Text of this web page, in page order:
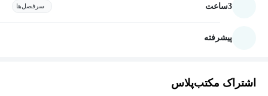
3ساعت سرفصل‌ها
پیشرفته
اشتراک مکتب‌پلاس